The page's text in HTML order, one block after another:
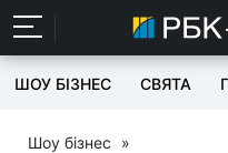
ШОУ БІЗНЕС СВЯТА
Шоу бізнес »